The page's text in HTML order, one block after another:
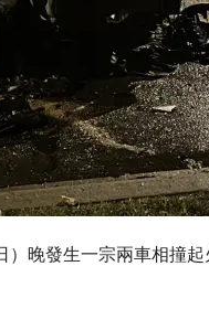
）晚發生一宗兩車相撞